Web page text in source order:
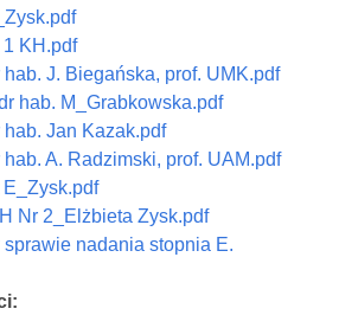
KH.pdf
J. Biegańska, prof. UMK.pdf
hab. M_Grabkowska.pdf
hab. Jan Kazak.pdf
A. Radzimski, prof. UAM.pdf
Nr 2_Elżbieta Zysk.pdf
sprawie nadania stopnia E.